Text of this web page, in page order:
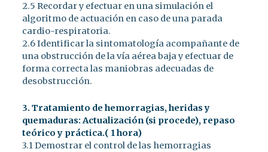
2.5 Recordar y efectuar en una simulación el
algoritmo de actuación en caso de una parada
cardio-respiratoria.
2.6 Identificar la sintomatología acompañante de
una obstrucción de la vía aérea baja y efectuar de
forma correcta las maniobras adecuadas de
desobstrucción.
3. Tratamiento de hemorragias, heridas y
quemaduras: Actualización (si procede), repaso
teórico y práctica.( 1 hora)
3.1 Demostrar el control de las hemorragias